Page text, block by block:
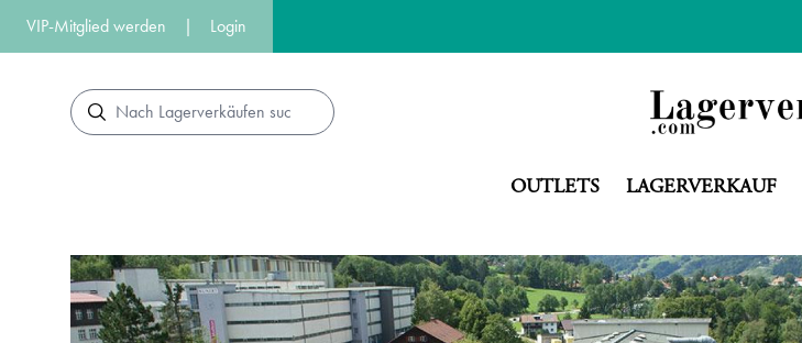
VIP-Mitglied werden | Login
Suche
OUTLETS LAGERVERKAUF